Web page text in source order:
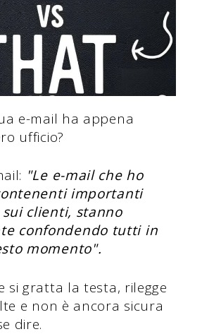
e-mail ha appena
ufficio?
"Le e-mail che ho
importanti
clienti, stanno
confondendo tutti in
momento".
si gratta la testa, rilegge
e non è ancora sicura
dire.